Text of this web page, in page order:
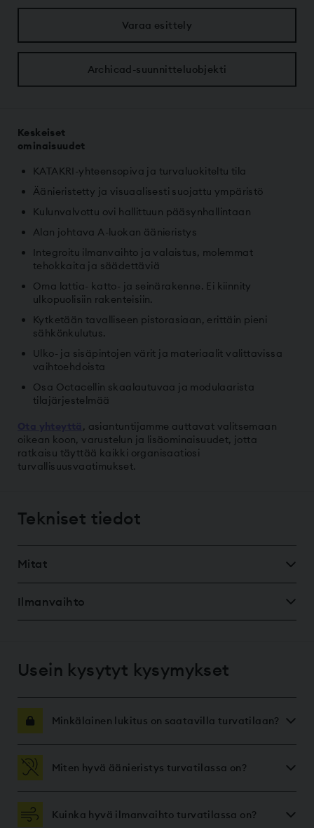
Varaa esittely
Archicad-suunnitteluobjekti
Keskeiset
KATAKRI-yhteensopiva ja turvaluokiteltu tila
Äänieristetty ja visuaalisesti suojattu ympäristö
Kulunvalvottu ovi hallittuun pääsynhallintaan
Alan johtava A-luokan äänieristys
Integroitu ilmanvaihto ja valaistus, molemmat
tehokkaita ja säädettäviä
Oma lattia- katto- ja seinärakenne. Ei kiinnity
ulkopuolisiin rakenteisiin.
Kytketään tavalliseen pistorasiaan, erittäin pieni
sähkönkulutus.
Ulko- ja sisäpintojen värit ja materiaalit valittavissa
vaihtoehdoista
Osa Octacellin skaalautuvaa ja modulaarista
tilajärjestelmää
, asiantuntijamme auttavat valitsemaan
oikean koon, varustelun ja lisäominaisuudet, jotta
ratkaisu täyttää kaikki organisaatiosi
turvallisuusvaatimukset.
Tekniset tiedot
Mitat
Ilmanvaihto
Usein kysytyt kysymykset
Minkälainen lukitus on saatavilla turvatilaan?
Miten hyvä äänieristys turvatilassa on?
Kuinka hyvä ilmanvaihto turvatilassa on?